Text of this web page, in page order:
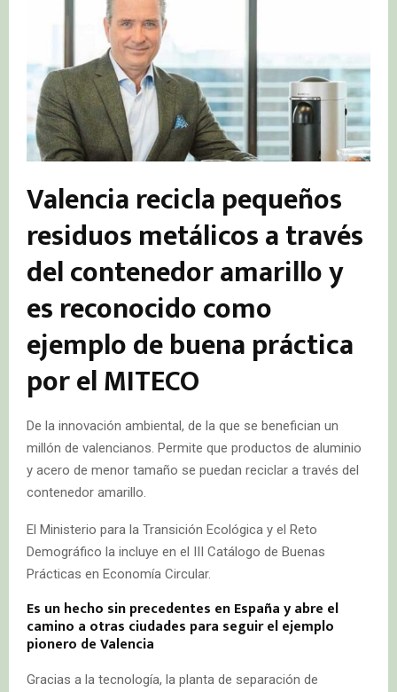
Valencia recicla pequeños
residuos metálicos a través
del contenedor amarillo y
es reconocido como
ejemplo de buena práctica
por el MITECO
De la innovación ambiental, de la que se benefician un
millón de valencianos. Permite que productos de aluminio
y acero de menor tamaño se puedan reciclar a través del
contenedor amarillo.
El Ministerio para la Transición Ecológica y el Reto
Demográfico la incluye en el III Catálogo de Buenas
Prácticas en Economía Circular.
Es un hecho sin precedentes en España y abre el
camino a otras ciudades para seguir el ejemplo
pionero de Valencia
Gracias a la tecnología, la planta de separación de